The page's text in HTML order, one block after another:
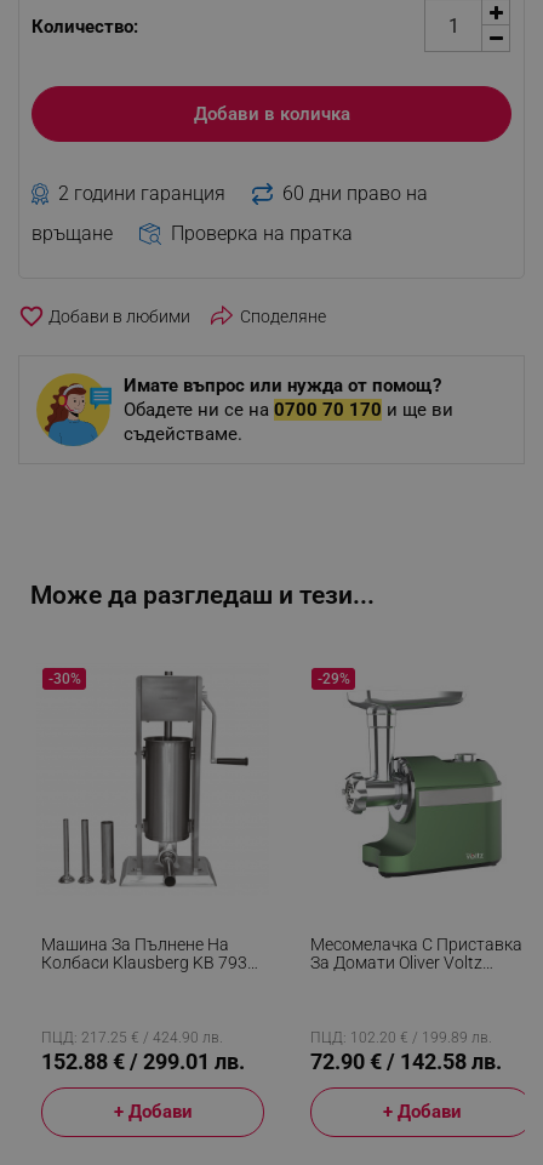
Количество:
Добави в количка
2 години гаранция
60 дни право на
връщане
Проверка на пратка
favorite_border Споделяне
Имате въпрос или нужда от помощ?
Обадете ни се на 0700 70 170 и ще ви
съдействаме.
Може да разгледаш и тези...
Машина За Пълнене На
Колбаси Klausberg KB 7930,
Подвижен Цилиндър, Инокс
-30%
ПЦД: 217.25 € / 424.90 лв.
152.88 € / 299.01 лв.
+ Добави
Месомелачка С Приставка
За Домати Oliver Voltz
-29%
ПЦД: 102.20 € / 199.89 лв.
72.90 € / 142.58 лв.
+ Добави